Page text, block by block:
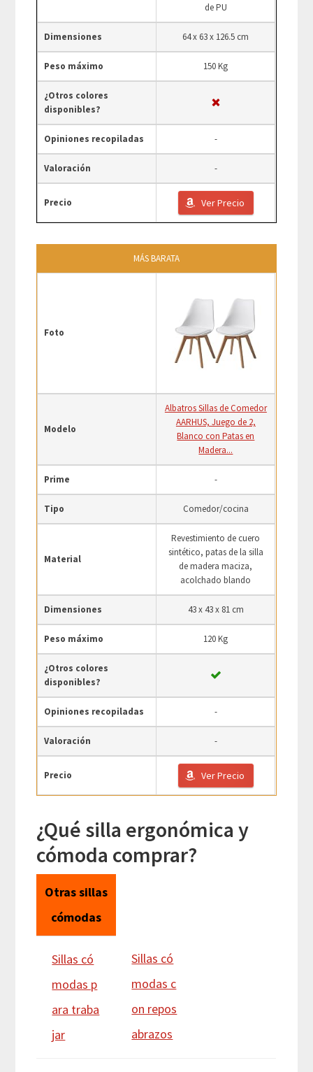
de PU
Dimensiones 64 x 63 x 126.5 cm
Peso máximo 150 Kg
¿Otros colores
disponibles?
Opiniones recopiladas -
Valoración -
Precio Ver Precio
MÁS BARATA
Foto
Modelo
Albatros Sillas de Comedor
AARHUS, Juego de 2,
Blanco con Patas en
Madera...
Prime -
Tipo Comedor/cocina
Material
Revestimiento de cuero
sintético, patas de la silla
de madera maciza,
acolchado blando
Dimensiones 43 x 43 x 81 cm
Peso máximo 120 Kg
¿Otros colores
disponibles?
Opiniones recopiladas -
Valoración -
Precio Ver Precio
¿Qué silla ergonómica y
cómoda comprar?
Otras sillas
cómodas
Sillas có
modas p
ara traba
jar
Sillas có
modas c
on repos
abrazos